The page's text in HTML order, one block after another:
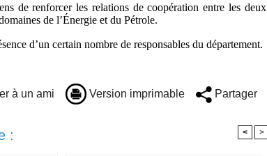
de renforcer les relations de coopération entre les deux
de l’Énergie et du Pétrole.
d’un certain nombre de responsables du département.
à un ami Version imprimable Partager
: < >